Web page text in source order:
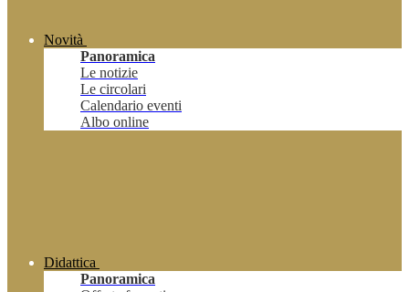
Novità
Panoramica
Le notizie
Le circolari
Calendario eventi
Albo online
Didattica
Panoramica